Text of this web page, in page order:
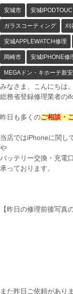
安城市 安城
ガラスコーティング 刈
安城APPLEWATCH修理
岡崎市 安城IPHONE修
MEGAドン・キホーテ新
みなさま、こんにちは。
総務省登録修理業者の
昨日も多くのご相談・
当店ではiPhoneに関し
や
バッテリー交換・充電
承っております。
【昨日の修理前後写真
また昨日ご依頼があり